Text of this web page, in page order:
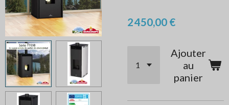
2 450,00 €
Ajouter
au
panier